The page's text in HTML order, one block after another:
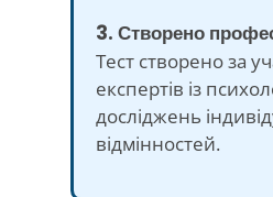
3. Створено
Тест створено за
експертів із
досліджень
відмінностей.